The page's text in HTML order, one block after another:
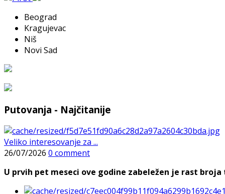
Beograd
Kragujevac
Niš
Novi Sad
Putovanja - Najčitanije
Veliko interesovanje za ...
26/07/2026 0 comment
U prvih pet meseci ove godine zabeležen je rast